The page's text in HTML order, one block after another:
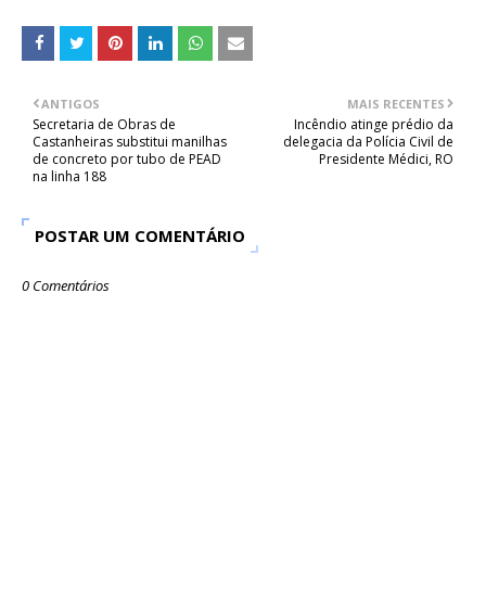
MAIS RECENTES
Incêndio atinge prédio da
delegacia da Polícia Civil de
Presidente Médici, RO
ANTIGOS
Secretaria de Obras de
Castanheiras substitui manilhas
de concreto por tubo de PEAD
na linha 188
POSTAR UM COMENTÁRIO
0 Comentários